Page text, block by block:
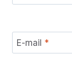
E-mail *